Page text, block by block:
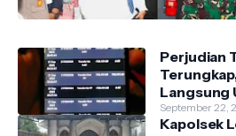
Perjudian
Langsung
Anjatan di
September 22,
Kapolsek